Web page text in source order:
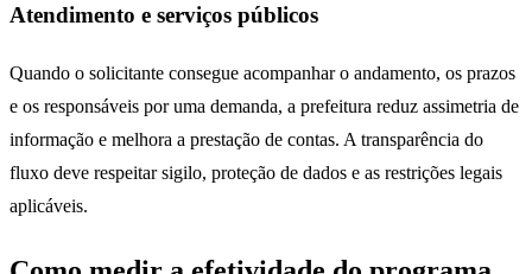
Atendimento e serviços públicos
Quando o solicitante consegue acompanhar o andamento, os prazos
e os responsáveis por uma demanda, a prefeitura reduz assimetria de
informação e melhora a prestação de contas. A transparência do
fluxo deve respeitar sigilo, proteção de dados e as restrições legais
aplicáveis.